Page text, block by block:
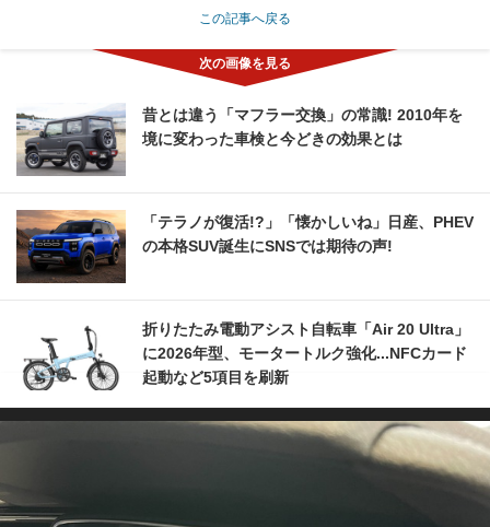
この記事へ戻る
昔とは違う「マフラー交換」の常識! 2010年を
境に変わった車検と今どきの効果とは
「テラノが復活!?」「懐かしいね」日産、PHEV
の本格SUV誕生にSNSでは期待の声!
折りたたみ電動アシスト自転車「Air 20 Ultra」
に2026年型、モータートルク強化...NFCカード
起動など5項目を刷新